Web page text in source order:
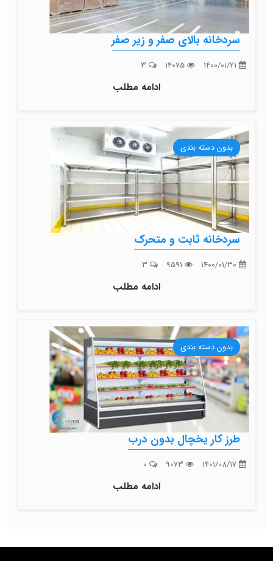
سردخانه بالای صفر و زیر صفر
ادامه مطلب
بدون دسته بندی
سردخانه ثابت و متحرک
ادامه مطلب
بدون دسته بندی
طرز کار یخچال بدون درب
ادامه مطلب